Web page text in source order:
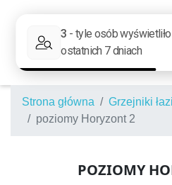
Strona główna
Grzejniki
poziomy Horyzont 2
POZIOMY